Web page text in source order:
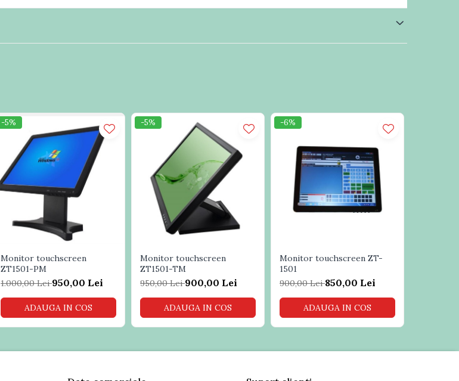
-5%
Monitor touchscreen
ZT1501-PM
1.000,00 Lei950,00 Lei
ADAUGA IN COS
-5%
Monitor touchscreen
ZT1501-TM
950,00 Lei900,00 Lei
ADAUGA IN COS
-6%
Monitor touchscreen ZT-
1501
900,00 Lei850,00 Lei
ADAUGA IN COS